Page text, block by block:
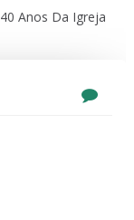
Anos Da Igreja